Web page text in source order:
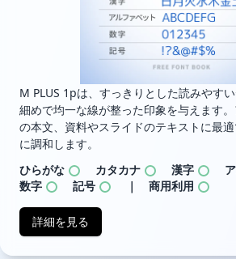
M PLUS 1pは、すっきりとした読みやすい
細めで均一な線が整った印象を与えます
の本文、資料やスライドのテキストに最
に調和します。
ひらがな
カタカナ 漢字
ア
数字
記号 ｜ 商用利用
詳細を見る